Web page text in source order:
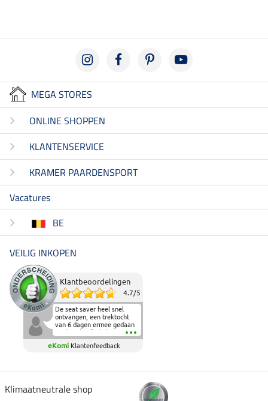
MEGA STORES
ONLINE SHOPPEN
KLANTENSERVICE
KRAMER PAARDENSPORT
Vacatures
BE
VEILIG INKOPEN
Klantbeoordelingen
4.7/5
De seat saver heel snel
ontvangen, een trektocht
van 6 dagen ermee gedaan
en deze heeft de beproeving
fantastisch doorstaan.
Heerlijk zacht om op te
elkaar in het zadel.
eKomi Klantenfeedback
Klimaatneutrale shop